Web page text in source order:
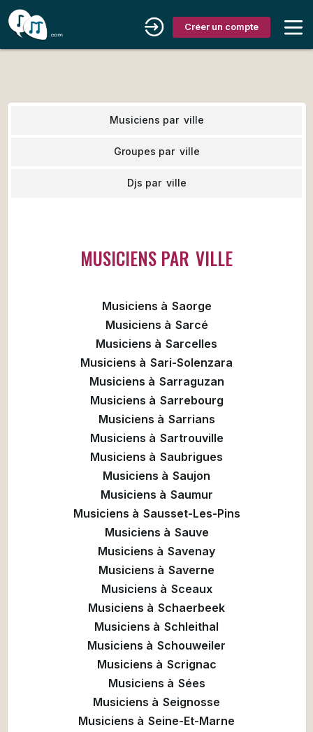
Créer un compte
Musiciens par ville
Groupes par ville
Djs par ville
MUSICIENS PAR VILLE
Musiciens à Saorge
Musiciens à Sarcé
Musiciens à Sarcelles
Musiciens à Sari-Solenzara
Musiciens à Sarraguzan
Musiciens à Sarrebourg
Musiciens à Sarrians
Musiciens à Sartrouville
Musiciens à Saubrigues
Musiciens à Saujon
Musiciens à Saumur
Musiciens à Sausset-Les-Pins
Musiciens à Sauve
Musiciens à Savenay
Musiciens à Saverne
Musiciens à Sceaux
Musiciens à Schaerbeek
Musiciens à Schleithal
Musiciens à Schouweiler
Musiciens à Scrignac
Musiciens à Sées
Musiciens à Seignosse
Musiciens à Seine-Et-Marne